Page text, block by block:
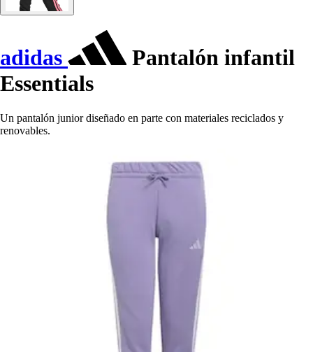
adidas
Pantalón infantil
Essentials
Un pantalón junior diseñado en parte con materiales reciclados y
renovables.